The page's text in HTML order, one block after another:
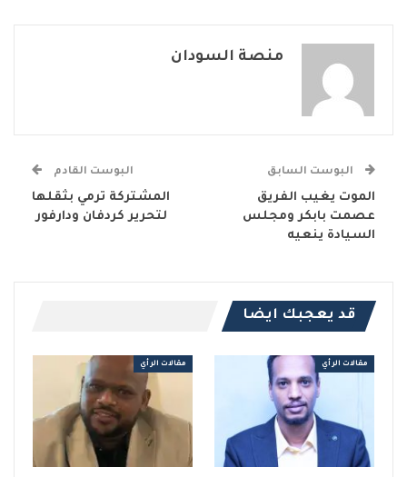
منصة السودان
البوست السابق
الموت يغيب الفريق
عصمت بابكر ومجلس
السيادة ينعيه
البوست القادم
المشتركة ترمي بثقلها
لتحرير كردفان ودارفور
قد يعجبك ايضا
مقالات الرأي مقالات الرأي